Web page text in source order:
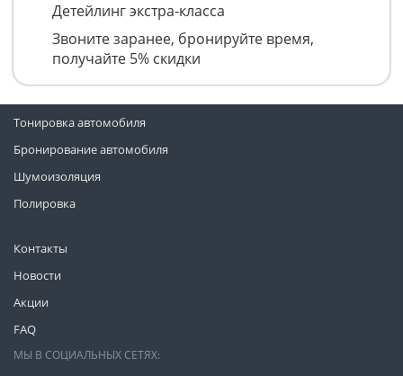
Детейлинг экстра-класса
Звоните заранее, бронируйте время,
получайте 5% скидки
Контакты
Новости
Акции
FAQ
Тонировка автомобиля
Бронирование автомобиля
Шумоизоляция
Полировка
МЫ В СОЦИАЛЬНЫХ СЕТЯХ: